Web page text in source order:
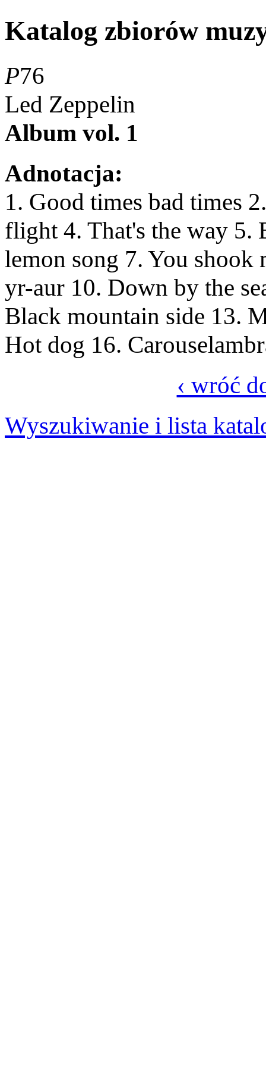
Katalog zbiorów
P76
Led Zeppelin
Album vol. 1
Adnotacja:
1. Good times bad times
flight 4. That's the way 5.
lemon song 7. You
yr-aur 10. Down by the
Black mountain side 13.
Hot dog 16.
‹ wróć
Wyszukiwanie i lista